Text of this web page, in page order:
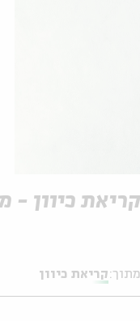
קריאת כיוון -
מתוך: קריאת כיוון